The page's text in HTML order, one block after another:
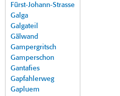
Fürst-Johann-Strasse
Galga
Galgateil
Gälwand
Gampergritsch
Gamperschon
Gantafies
Gapfahlerweg
Gapluem